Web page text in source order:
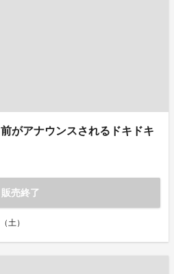
がアナウンスされるドキドキ
販売終了
土）